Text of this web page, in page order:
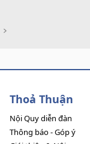
Thoả Thuận
Nội Quy diễn đàn
Thông báo - Góp ý